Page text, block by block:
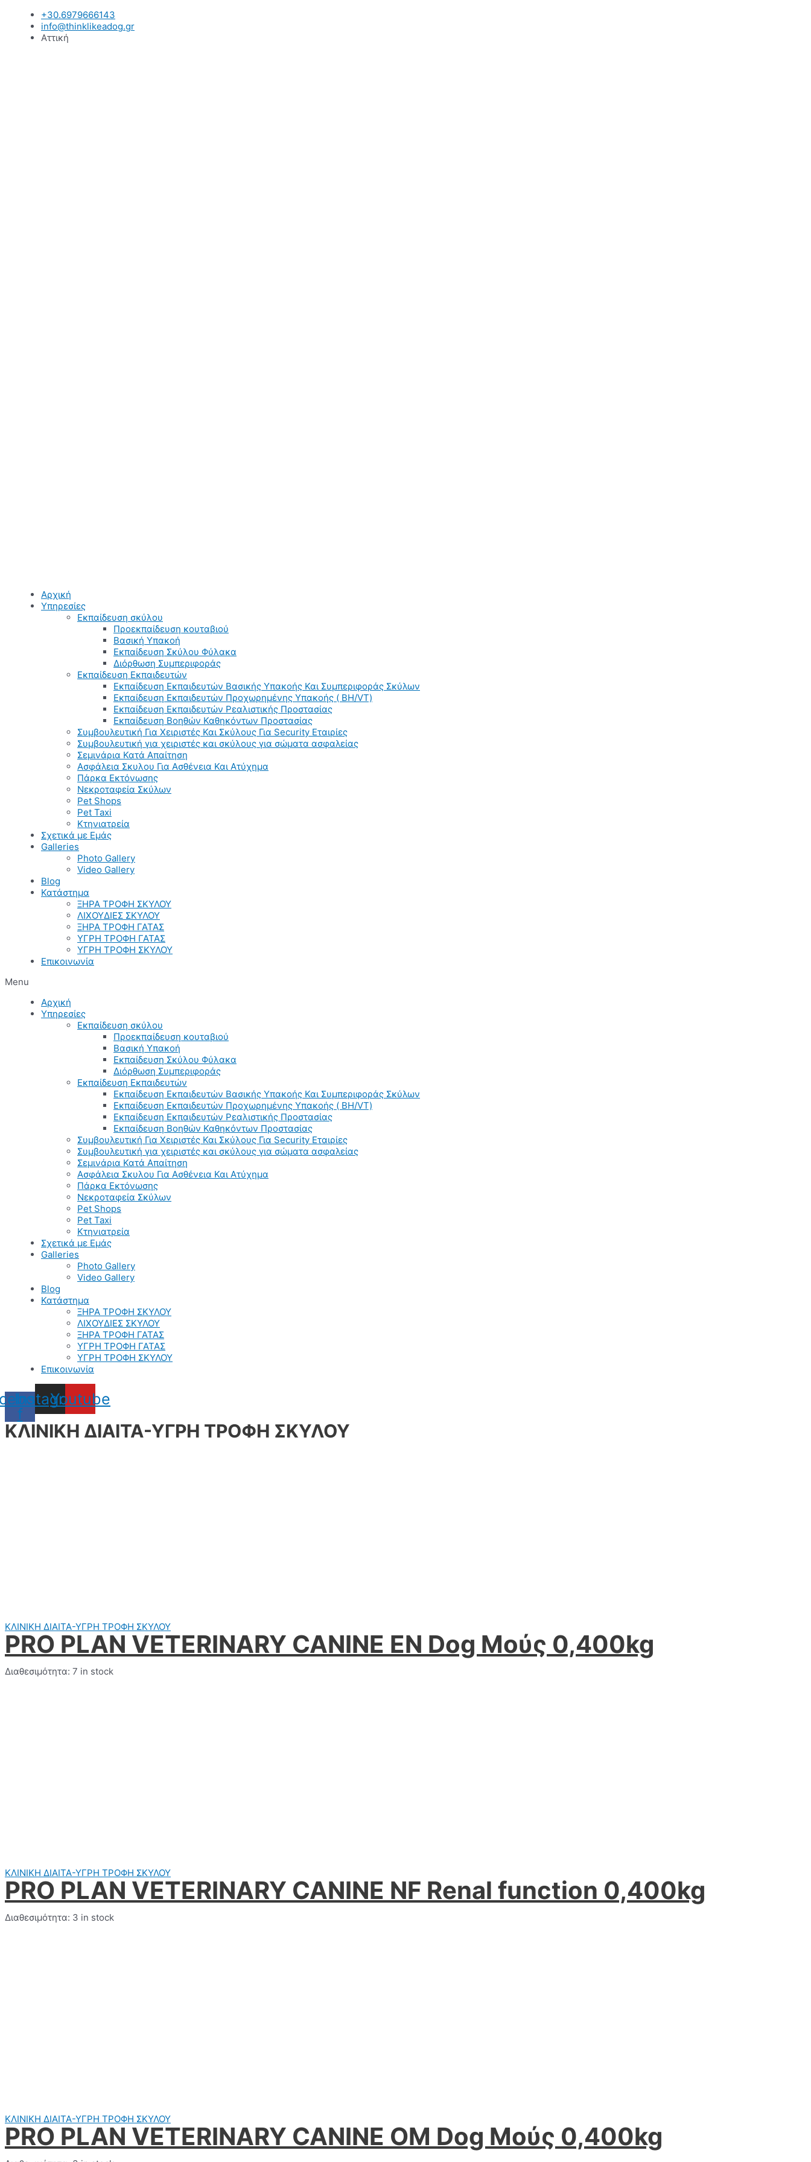
Μετάβαση
περιεχόμενο
+30.6979666143
info@thinklikeadog.gr
Αττική
Αρχική
Υπηρεσίες
Εκπαίδευση σκύλου
Προεκπαίδευση κουταβιού
Βασική Υπακοή
Εκπαίδευση Σκύλου Φύλακα
Διόρθωση Συμπεριφοράς
Εκπαίδευση Εκπαιδευτών
Εκπαίδευση Εκπαιδευτών Βασικής Υπακοής Και Συμπεριφοράς Σκύλων
Εκπαίδευση Εκπαιδευτών Προχωρημένης Υπακοής ( BH/VT)
Εκπαίδευση Εκπαιδευτών Ρεαλιστικής Προστασίας
Εκπαίδευση Βοηθών Καθηκόντων Προστασίας
Συμβουλευτική Για Χειριστές Και Σκύλους Για Security Εταιρίες
Συμβουλευτική για χειριστές και σκύλους για σώματα ασφαλείας
Σεμινάρια Κατά Απαίτηση
Ασφάλεια Σκυλου Για Ασθένεια Και Ατύχημα
Πάρκα Εκτόνωσης
Νεκροταφεία Σκύλων
Pet Shops
Pet Taxi
Κτηνιατρεία
Σχετικά με Εμάς
Galleries
Photo Gallery
Video Gallery
Blog
Κατάστημα
ΞΗΡΑ ΤΡΟΦΗ ΣΚΥΛΟΥ
ΛΙΧΟΥΔΙΕΣ ΣΚΥΛΟΥ
ΞΗΡΑ ΤΡΟΦΗ ΓΑΤΑΣ
ΥΓΡΗ ΤΡΟΦΗ ΓΑΤΑΣ
ΥΓΡΗ ΤΡΟΦΗ ΣΚΥΛΟΥ
Επικοινωνία
Menu
Αρχική
Υπηρεσίες
Εκπαίδευση σκύλου
Προεκπαίδευση κουταβιού
Βασική Υπακοή
Εκπαίδευση Σκύλου Φύλακα
Διόρθωση Συμπεριφοράς
Εκπαίδευση Εκπαιδευτών
Εκπαίδευση Εκπαιδευτών Βασικής Υπακοής Και Συμπεριφοράς Σκύλων
Εκπαίδευση Εκπαιδευτών Προχωρημένης Υπακοής ( BH/VT)
Εκπαίδευση Εκπαιδευτών Ρεαλιστικής Προστασίας
Εκπαίδευση Βοηθών Καθηκόντων Προστασίας
Συμβουλευτική Για Χειριστές Και Σκύλους Για Security Εταιρίες
Συμβουλευτική για χειριστές και σκύλους για σώματα ασφαλείας
Σεμινάρια Κατά Απαίτηση
Ασφάλεια Σκυλου Για Ασθένεια Και Ατύχημα
Πάρκα Εκτόνωσης
Νεκροταφεία Σκύλων
Pet Shops
Pet Taxi
Κτηνιατρεία
Σχετικά με Εμάς
Galleries
Photo Gallery
Video Gallery
Blog
Κατάστημα
ΞΗΡΑ ΤΡΟΦΗ ΣΚΥΛΟΥ
ΛΙΧΟΥΔΙΕΣ ΣΚΥΛΟΥ
ΞΗΡΑ ΤΡΟΦΗ ΓΑΤΑΣ
ΥΓΡΗ ΤΡΟΦΗ ΓΑΤΑΣ
ΥΓΡΗ ΤΡΟΦΗ ΣΚΥΛΟΥ
Επικοινωνία
f
Instagram
Youtube
ΚΛΙΝΙΚΗ ΔΙΑΙΤΑ-ΥΓΡΗ ΤΡΟΦΗ ΣΚΥΛΟΥ
ΚΛΙΝΙΚΗ ΔΙΑΙΤΑ-ΥΓΡΗ ΤΡΟΦΗ ΣΚΥΛΟΥ
PRO PLAN VETERINARY CANINE EN Dog Mούς 0,400kg
Διαθεσιμότητα: 7 in stock
ΚΛΙΝΙΚΗ ΔΙΑΙΤΑ-ΥΓΡΗ ΤΡΟΦΗ ΣΚΥΛΟΥ
PRO PLAN VETERINARY CANINE NF Renal function 0,400kg
Διαθεσιμότητα: 3 in stock
ΚΛΙΝΙΚΗ ΔΙΑΙΤΑ-ΥΓΡΗ ΤΡΟΦΗ ΣΚΥΛΟΥ
PRO PLAN VETERINARY CANINE OM Dog Mούς 0,400kg